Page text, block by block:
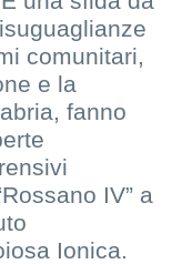
comunitari,
e la
fanno
IV” a
Ionica.